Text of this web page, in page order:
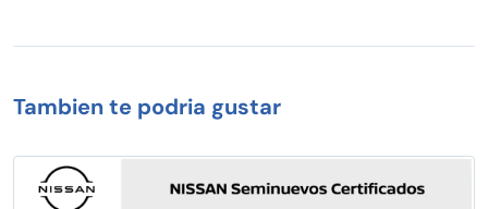
Tambien te podria gustar